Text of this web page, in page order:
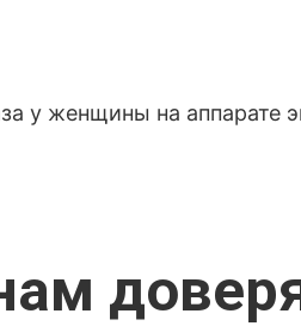
у женщины на аппарате